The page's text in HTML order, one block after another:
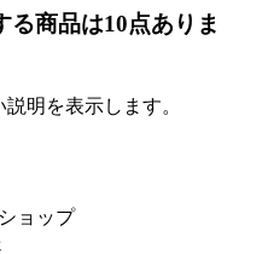
る商品は10点ありま
明を表示します。
ョップ